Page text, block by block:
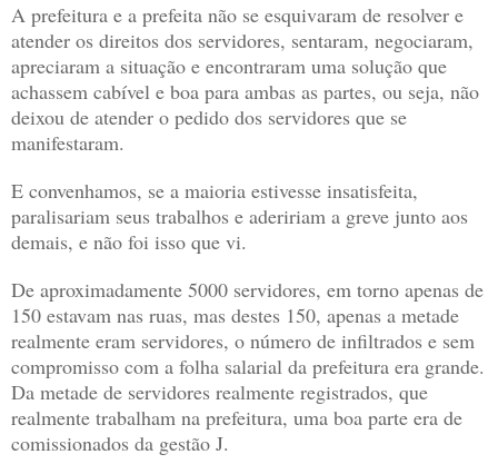
A prefeitura e a prefeita não se esquivaram de resolver e
atender os direitos dos servidores, sentaram, negociaram,
apreciaram a situação e encontraram uma solução que
achassem cabível e boa para ambas as partes, ou seja, não
deixou de atender o pedido dos servidores que se
manifestaram.
E convenhamos, se a maioria estivesse insatisfeita,
paralisariam seus trabalhos e adeririam a greve junto aos
demais, e não foi isso que vi.
De aproximadamente 5000 servidores, em torno apenas de
150 estavam nas ruas, mas destes 150, apenas a metade
realmente eram servidores, o número de infiltrados e sem
compromisso com a folha salarial da prefeitura era grande.
Da metade de servidores realmente registrados, que
realmente trabalham na prefeitura, uma boa parte era de
comissionados da gestão J.